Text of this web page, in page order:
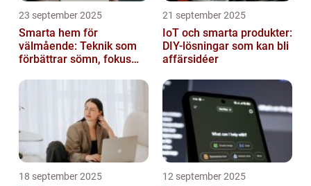
23 september 2025
Smarta hem för
välmående: Teknik som
förbättrar sömn, fokus
21 september 2025
IoT och smarta produkter:
DIY-lösningar som kan bli
affärsidéer
18 september 2025 12 september 2025